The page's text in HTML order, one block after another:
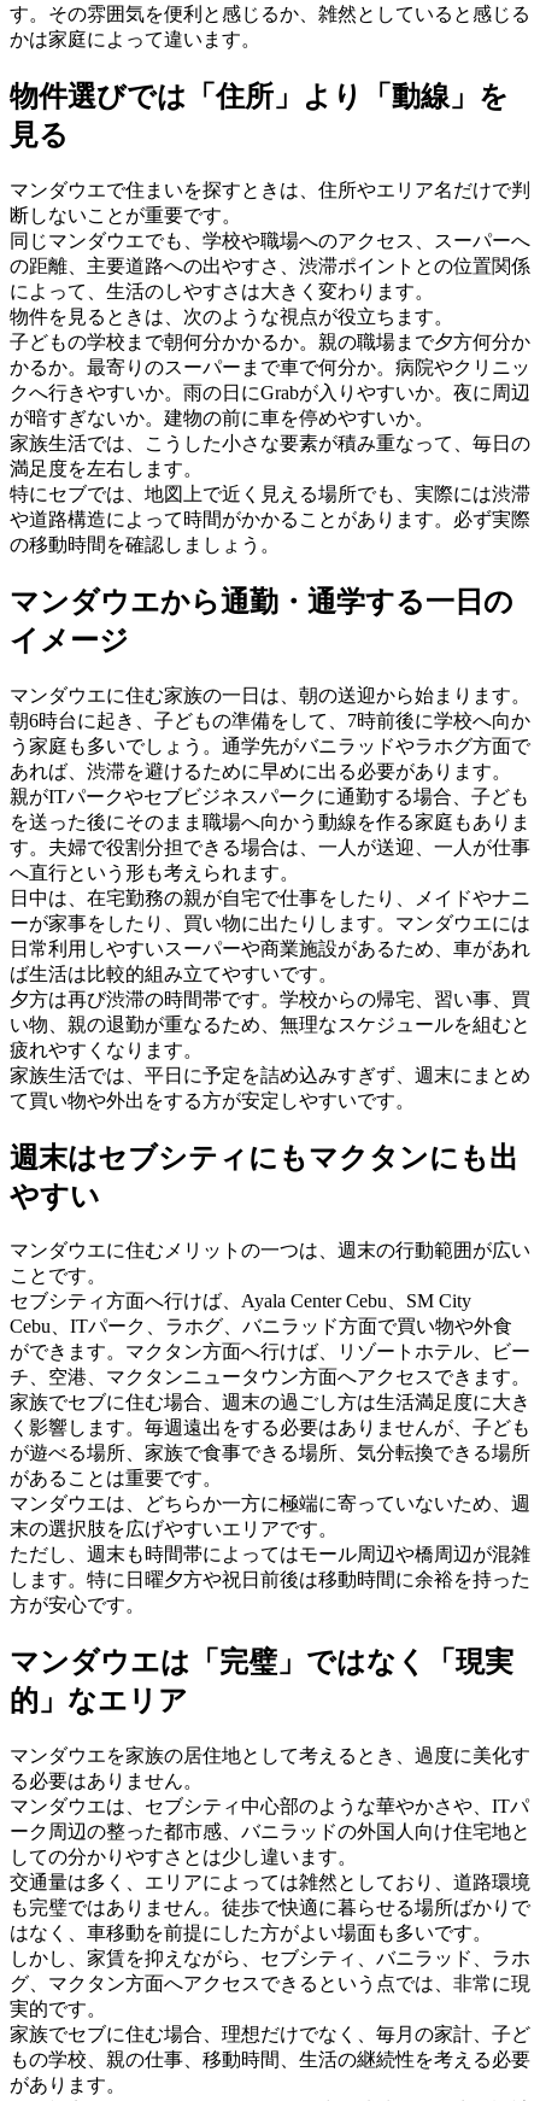
す。その雰囲気を便利と感じるか、雑然としていると感じる
かは家庭によって違います。
物件選びでは「住所」より「動線」を
見る
マンダウエで住まいを探すときは、住所やエリア名だけで判
断しないことが重要です。
同じマンダウエでも、学校や職場へのアクセス、スーパーへ
の距離、主要道路への出やすさ、渋滞ポイントとの位置関係
によって、生活のしやすさは大きく変わります。
物件を見るときは、次のような視点が役立ちます。
子どもの学校まで朝何分かかるか。親の職場まで夕方何分か
かるか。最寄りのスーパーまで車で何分か。病院やクリニッ
クへ行きやすいか。雨の日にGrabが入りやすいか。夜に周辺
が暗すぎないか。建物の前に車を停めやすいか。
家族生活では、こうした小さな要素が積み重なって、毎日の
満足度を左右します。
特にセブでは、地図上で近く見える場所でも、実際には渋滞
や道路構造によって時間がかかることがあります。必ず実際
の移動時間を確認しましょう。
マンダウエから通勤・通学する一日の
イメージ
マンダウエに住む家族の一日は、朝の送迎から始まります。
朝6時台に起き、子どもの準備をして、7時前後に学校へ向か
う家庭も多いでしょう。通学先がバニラッドやラホグ方面で
あれば、渋滞を避けるために早めに出る必要があります。
親がITパークやセブビジネスパークに通勤する場合、子ども
を送った後にそのまま職場へ向かう動線を作る家庭もありま
す。夫婦で役割分担できる場合は、一人が送迎、一人が仕事
へ直行という形も考えられます。
日中は、在宅勤務の親が自宅で仕事をしたり、メイドやナニ
ーが家事をしたり、買い物に出たりします。マンダウエには
日常利用しやすいスーパーや商業施設があるため、車があれ
ば生活は比較的組み立てやすいです。
夕方は再び渋滞の時間帯です。学校からの帰宅、習い事、買
い物、親の退勤が重なるため、無理なスケジュールを組むと
疲れやすくなります。
家族生活では、平日に予定を詰め込みすぎず、週末にまとめ
て買い物や外出をする方が安定しやすいです。
週末はセブシティにもマクタンにも出
やすい
マンダウエに住むメリットの一つは、週末の行動範囲が広い
ことです。
セブシティ方面へ行けば、Ayala Center Cebu、SM City
Cebu、ITパーク、ラホグ、バニラッド方面で買い物や外食
ができます。マクタン方面へ行けば、リゾートホテル、ビー
チ、空港、マクタンニュータウン方面へアクセスできます。
家族でセブに住む場合、週末の過ごし方は生活満足度に大き
く影響します。毎週遠出をする必要はありませんが、子ども
が遊べる場所、家族で食事できる場所、気分転換できる場所
があることは重要です。
マンダウエは、どちらか一方に極端に寄っていないため、週
末の選択肢を広げやすいエリアです。
ただし、週末も時間帯によってはモール周辺や橋周辺が混雑
します。特に日曜夕方や祝日前後は移動時間に余裕を持った
方が安心です。
マンダウエは「完璧」ではなく「現実
的」なエリア
マンダウエを家族の居住地として考えるとき、過度に美化す
る必要はありません。
マンダウエは、セブシティ中心部のような華やかさや、ITパ
ーク周辺の整った都市感、バニラッドの外国人向け住宅地と
しての分かりやすさとは少し違います。
交通量は多く、エリアによっては雑然としており、道路環境
も完璧ではありません。徒歩で快適に暮らせる場所ばかりで
はなく、車移動を前提にした方がよい場面も多いです。
しかし、家賃を抑えながら、セブシティ、バニラッド、ラホ
グ、マクタン方面へアクセスできるという点では、非常に現
実的です。
家族でセブに住む場合、理想だけでなく、毎月の家計、子ど
もの学校、親の仕事、移動時間、生活の継続性を考える必要
があります。